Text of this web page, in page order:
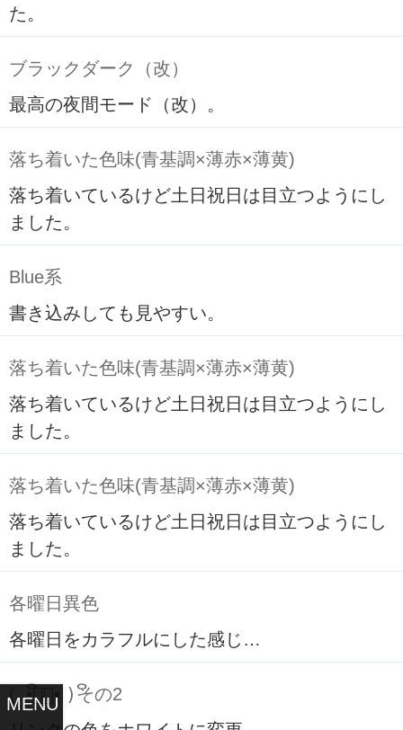
MENU
た。
ブラックダーク（改）
最高の夜間モード（改）。
落ち着いた色味(青基調×薄赤×薄黄)
落ち着いているけど土日祝日は目立つようにし
ました。
Blue系
書き込みしても見やすい。
落ち着いた色味(青基調×薄赤×薄黄)
落ち着いているけど土日祝日は目立つようにし
ました。
落ち着いた色味(青基調×薄赤×薄黄)
落ち着いているけど土日祝日は目立つようにし
ました。
各曜日異色
各曜日をカラフルにした感じ…
( ິ•ᆺ⃘• )ິその2